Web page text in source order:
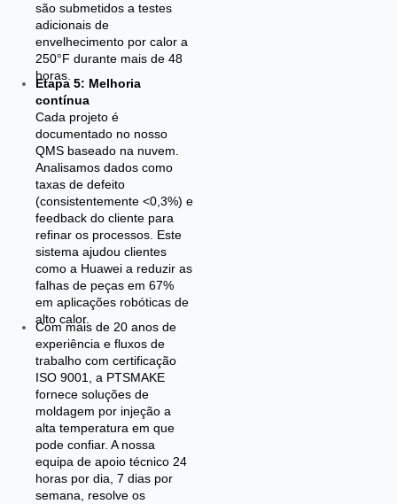
são submetidos a testes
adicionais de
envelhecimento por calor a
250°F durante mais de 48
horas.
Etapa 5: Melhoria
contínua
Cada projeto é
documentado no nosso
QMS baseado na nuvem.
Analisamos dados como
taxas de defeito
(consistentemente <0,3%) e
feedback do cliente para
refinar os processos. Este
sistema ajudou clientes
como a Huawei a reduzir as
falhas de peças em 67%
em aplicações robóticas de
alto calor.
Com mais de 20 anos de
experiência e fluxos de
trabalho com certificação
ISO 9001, a PTSMAKE
fornece soluções de
moldagem por injeção a
alta temperatura em que
pode confiar. A nossa
equipa de apoio técnico 24
horas por dia, 7 dias por
semana, resolve os